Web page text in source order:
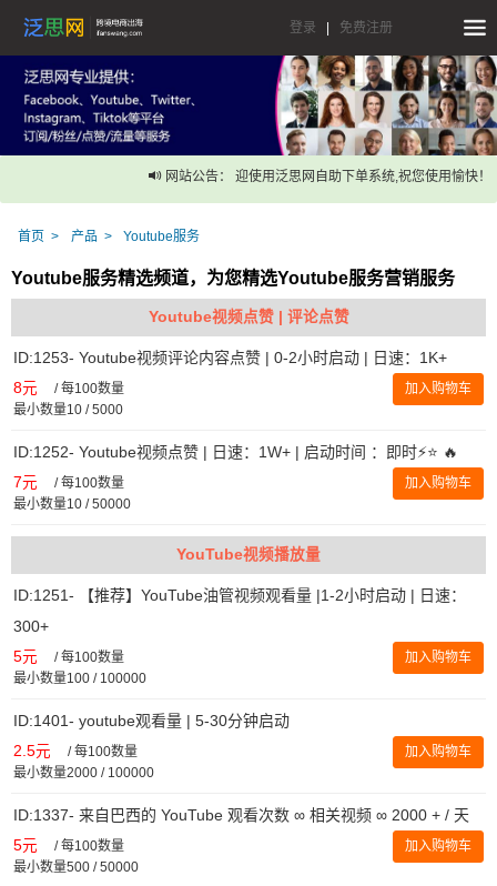
登录 免费注册
网站公告： 迎使用泛思网自助下单系统,祝您使用愉快！
首页 产品 Youtube服务
Youtube服务精选频道，为您精选Youtube服务营销服务
Youtube视频点赞 | 评论点赞
ID:1253- Youtube视频评论内容点赞 | 0-2小时启动 | 日速：1K+
8元 /每100数量
最小数量10 / 5000
加入购物车
ID:1252- Youtube视频点赞 | 日速：1W+ | 启动时间 ：即时⚡️⭐ 🔥
7元 /每100数量
最小数量10 / 50000
加入购物车
YouTube视频播放量
ID:1251- 【推荐】YouTube油管视频观看量 |1-2小时启动 | 日速：
300+
5元 /每100数量
最小数量100 / 100000
加入购物车
ID:1401- youtube观看量 | 5-30分钟启动
2.5元 /每100数量
最小数量2000 / 100000
加入购物车
ID:1337- 来自巴西的 YouTube 观看次数 ∞ 相关视频 ∞ 2000 + / 天
5元 /每100数量
最小数量500 / 50000
加入购物车